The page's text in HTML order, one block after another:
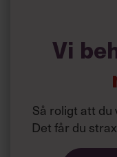
Vi
Så roligt att
Det får du